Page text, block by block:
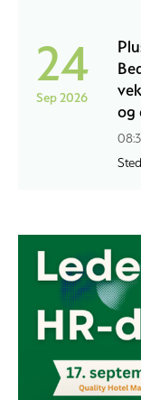
24
Sep 2026
og